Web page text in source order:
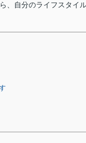
、自分のライフスタイ